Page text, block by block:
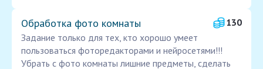
Обработка фото комнаты
130
Задание только для тех, кто хорошо умеет
пользоваться фоторедакторами и нейросетями!!!
Убрать с фото комнаты лишние предметы, сделать